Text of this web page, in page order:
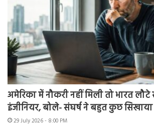
अमेरिका में नौकरी नहीं मिली तो भारत
इंजीनियर, बोले- संघर्ष ने बहुत कुछ सिखाया
29 July 2026 - 8:00 PM